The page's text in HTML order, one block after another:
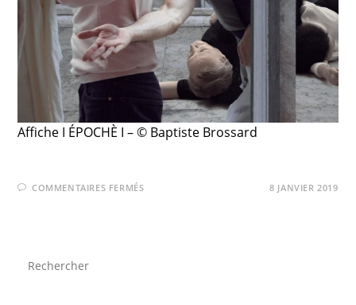
Affiche I ÉPOCHÈ I – © Baptiste Brossard
COMMENTAIRES FERMÉS 8 JANVIER 2019